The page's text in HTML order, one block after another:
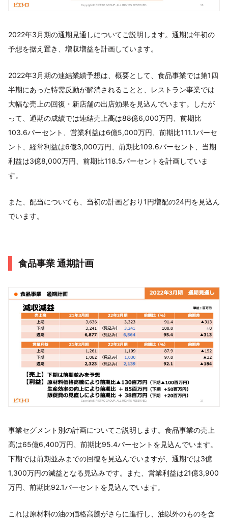
2022年3月期の通期見通しについてご説明します。通期は年初の
予想を据え置き、増収増益を計画しています。
2022年3月期の連結業績予想は、概要として、食品事業では第1四
半期にあった特需反動が解消されることと、レストラン事業では
大幅な売上の回復・新店舗の出店効果を見込んでいます。したが
って、通期の成績では連結売上高は88億6,000万円、前期比
103.6パーセント、営業利益は6億5,000万円、前期比111.1パーセ
ント、経常利益は6億3,000万円、前期比109.6パーセント、当期
利益は3億8,000万円、前期比118.5パーセントを計画していま
す。
また、配当についても、当初の計画どおり1円増配の24円を見込ん
でいます。
食品事業 通期計画
事業セグメント別の計画についてご説明します。食品事業の売上
高は65億6,400万円、前期比95.4パーセントを見込んでいます。
下期では前期並みまでの回復を見込んでいますが、通期では3億
1,300万円の減益となる見込みです。また、営業利益は21億3,900
万円、前期比92.1パーセントを見込んでいます。
これは原材料の油の価格高騰がさらに進行し、油以外のものを含